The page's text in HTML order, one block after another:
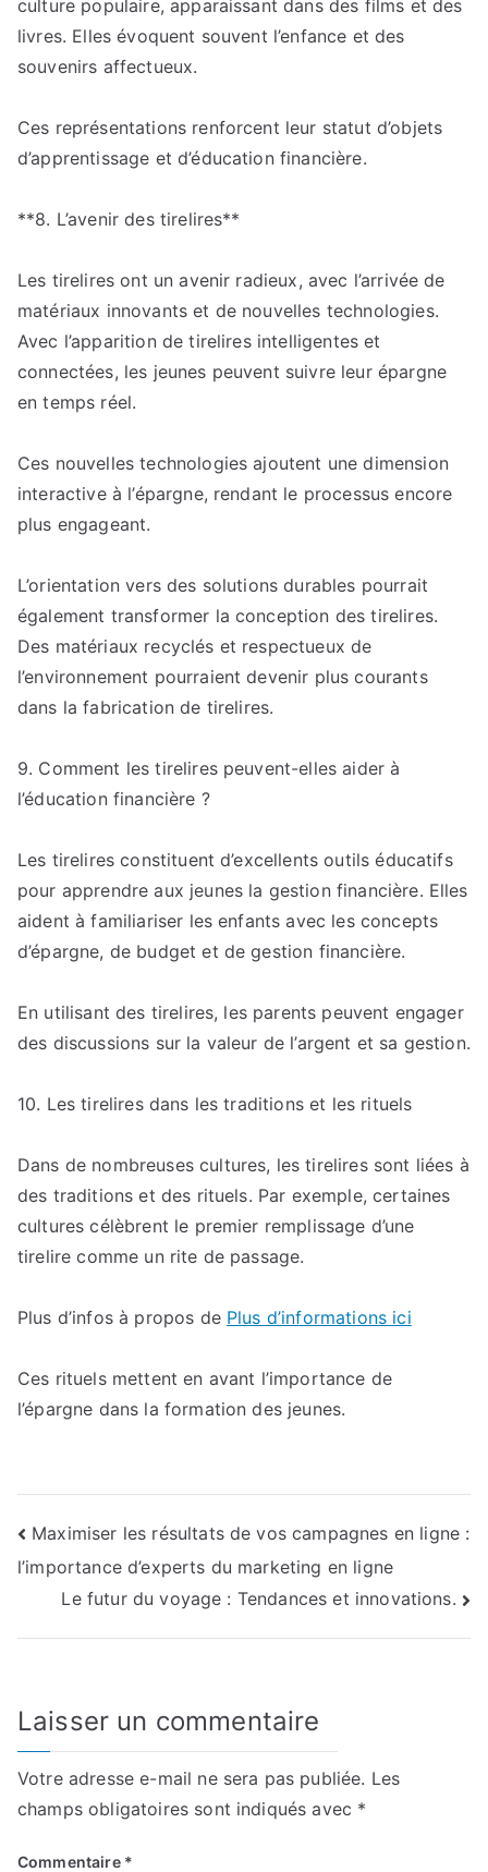
culture populaire, apparaissant dans des films et des
livres. Elles évoquent souvent l’enfance et des
souvenirs affectueux.
Ces représentations renforcent leur statut d’objets
d’apprentissage et d’éducation financière.
**8. L’avenir des tirelires**
Les tirelires ont un avenir radieux, avec l’arrivée de
matériaux innovants et de nouvelles technologies.
Avec l’apparition de tirelires intelligentes et
connectées, les jeunes peuvent suivre leur épargne
en temps réel.
Ces nouvelles technologies ajoutent une dimension
interactive à l’épargne, rendant le processus encore
plus engageant.
L’orientation vers des solutions durables pourrait
également transformer la conception des tirelires.
Des matériaux recyclés et respectueux de
l’environnement pourraient devenir plus courants
dans la fabrication de tirelires.
9. Comment les tirelires peuvent-elles aider à
l’éducation financière ?
Les tirelires constituent d’excellents outils éducatifs
pour apprendre aux jeunes la gestion financière. Elles
aident à familiariser les enfants avec les concepts
d’épargne, de budget et de gestion financière.
En utilisant des tirelires, les parents peuvent engager
des discussions sur la valeur de l’argent et sa gestion.
10. Les tirelires dans les traditions et les rituels
Dans de nombreuses cultures, les tirelires sont liées à
des traditions et des rituels. Par exemple, certaines
cultures célèbrent le premier remplissage d’une
tirelire comme un rite de passage.
Plus d’infos à propos de Plus d’informations ici
Ces rituels mettent en avant l’importance de
l’épargne dans la formation des jeunes.
Navigation
de
l’article
Maximiser les résultats de vos campagnes en ligne :
l’importance d’experts du marketing en ligne
Le futur du voyage : Tendances et innovations.
Laisser un commentaire
Votre adresse e-mail ne sera pas publiée. Les
champs obligatoires sont indiqués avec *
Commentaire *